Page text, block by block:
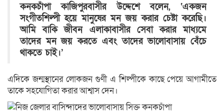
কনকচাঁপা কাজিপুরবাসীর উদ্দেশে বলেন, ‌‘একজন
সংগীতশিল্পী হয়ে মানুষের মন জয় করার চেষ্টা করেছি।
আমি বাকি জীবন এলাকাবাসীর সেবা করার মাধ্যমে
তাদের মন জয় করতে এবং তাদের ভালোবাসায় বেঁচে
থাকতে চাই।’
এদিকে জন্মস্থানের লোকজন গুণী এ শিল্পীকে কাছে পেয়ে আগামীতে
তাকে সহযোগিতা করার আশ্বাস দেন।